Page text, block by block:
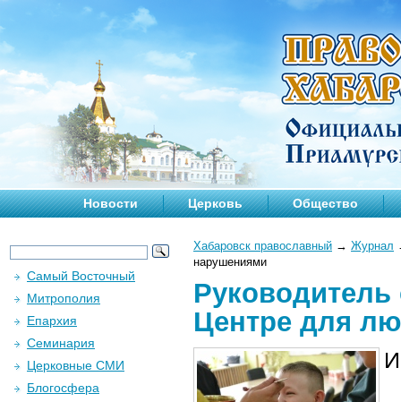
Новости Церковь Общество
Хабаровск православный → Журнал
нарушениями
Центре для
Самый Восточный
Митрополия
Епархия
Семинария
Церковные СМИ
Блогосфера